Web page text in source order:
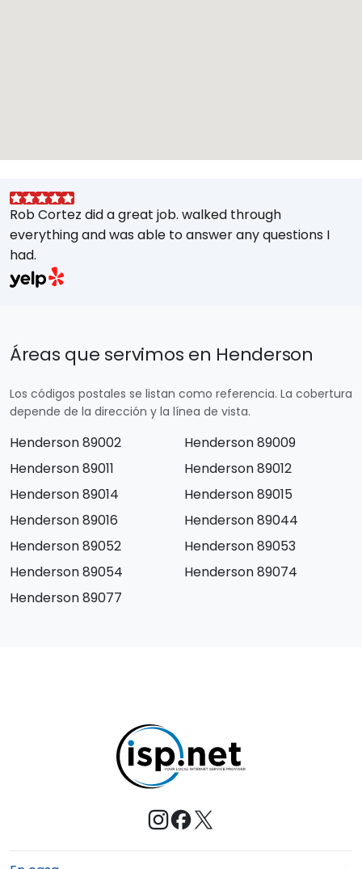
Rob Cortez did a great job. walked through
everything and was able to answer any questions I
had.
Áreas que servimos en Henderson
Los códigos postales se listan como referencia. La cobertura
depende de la dirección y la línea de vista.
Henderson 89002
Henderson 89009
Henderson 89011
Henderson 89012
Henderson 89014
Henderson 89015
Henderson 89016
Henderson 89044
Henderson 89052
Henderson 89053
Henderson 89054
Henderson 89074
Henderson 89077